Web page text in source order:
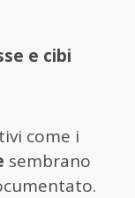
e cibi
come i
sembrano